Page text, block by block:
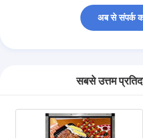
अब से संपर्क
सबसे उत्तम